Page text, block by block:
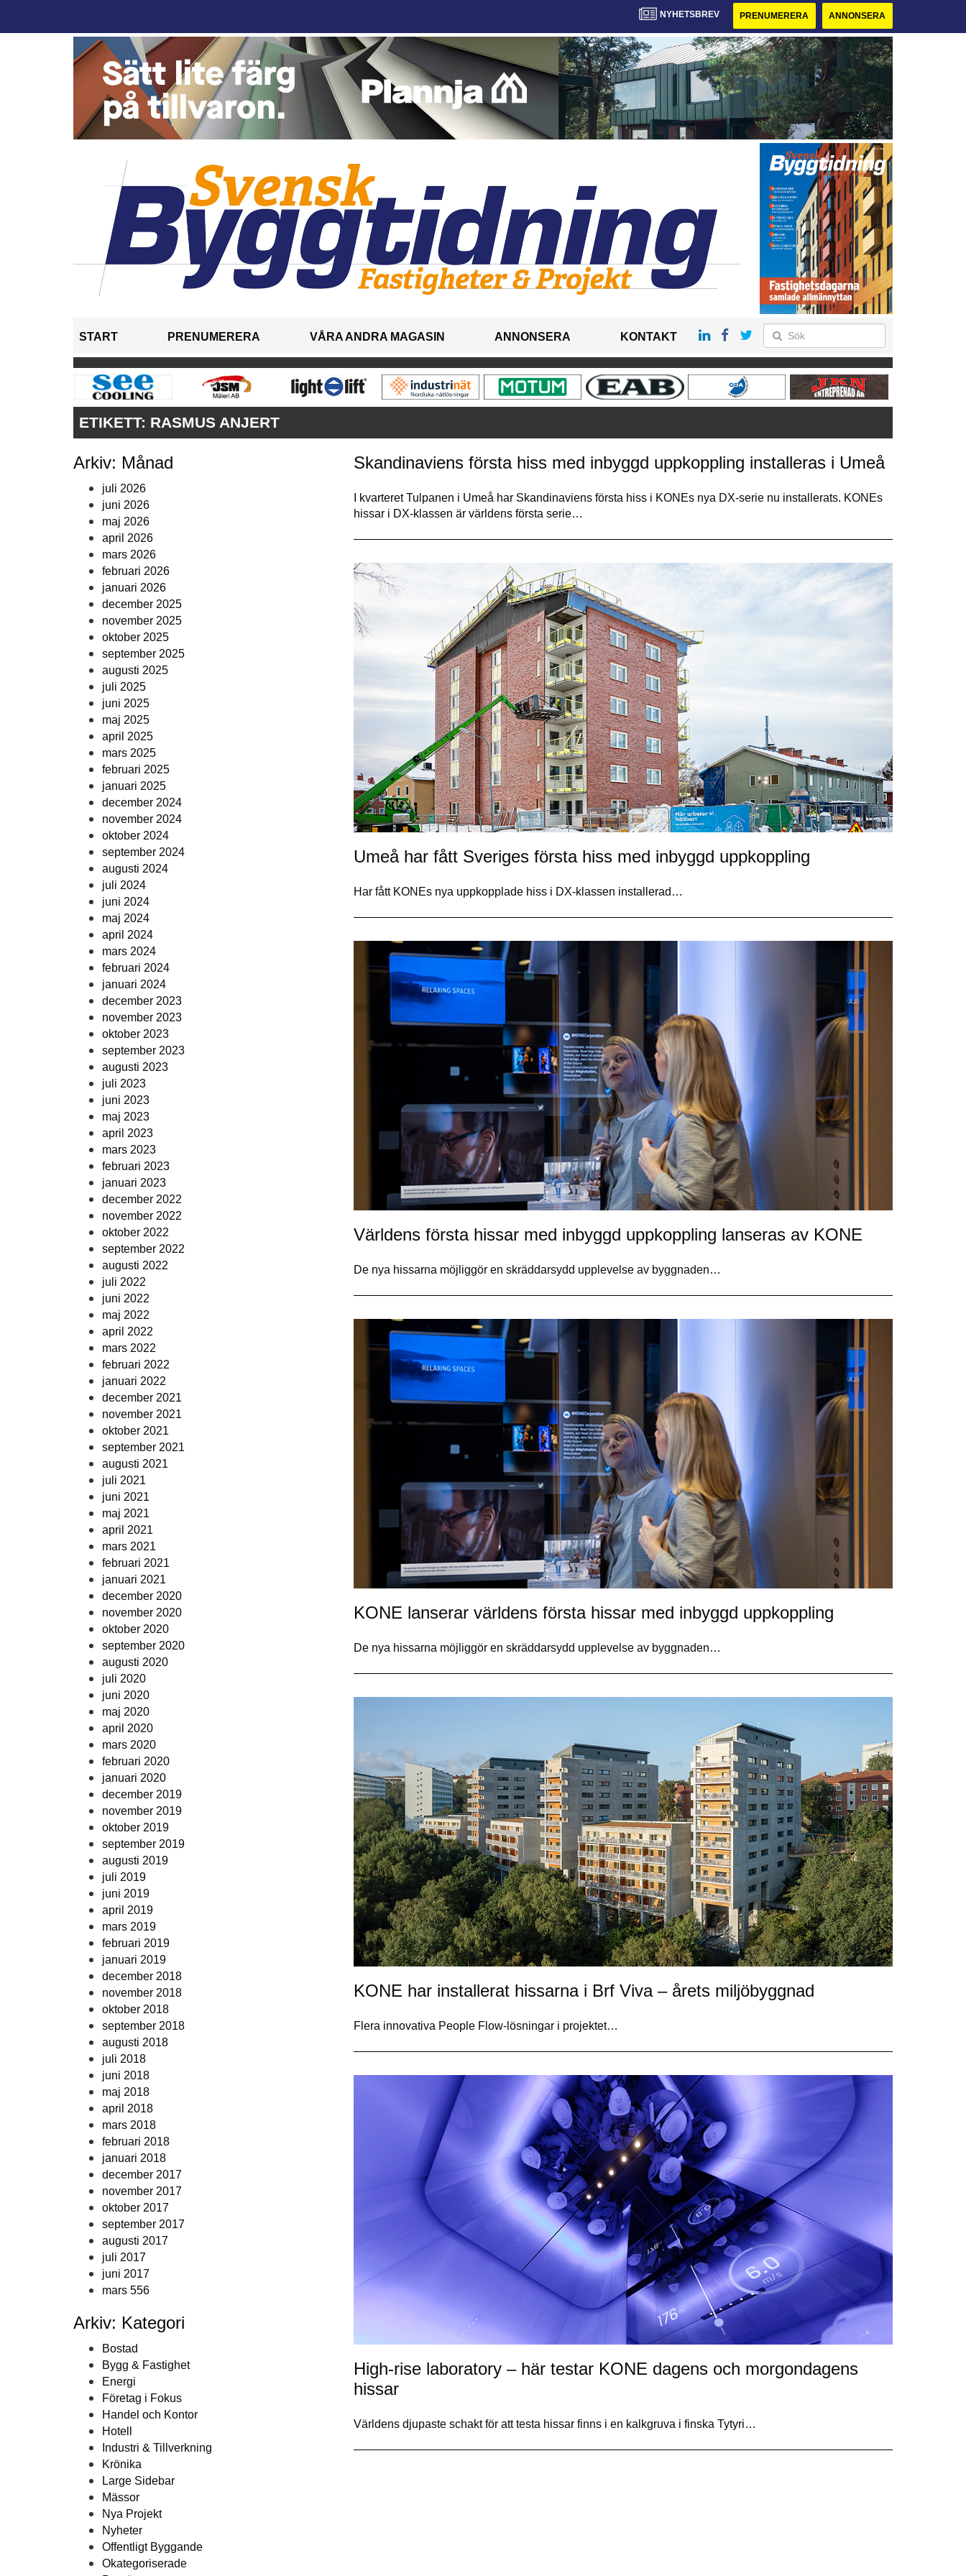
NYHETSBREV PRENUMERERA ANNONSERA
START PRENUMERERA VÅRA ANDRA MAGASIN ANNONSERA KONTAKT
ETIKETT: RASMUS ANJERT
Arkiv: Månad
juli 2026
juni 2026
maj 2026
april 2026
mars 2026
februari 2026
januari 2026
december 2025
november 2025
oktober 2025
september 2025
augusti 2025
juli 2025
juni 2025
maj 2025
april 2025
mars 2025
februari 2025
januari 2025
december 2024
november 2024
oktober 2024
september 2024
augusti 2024
juli 2024
juni 2024
maj 2024
april 2024
mars 2024
februari 2024
januari 2024
december 2023
november 2023
oktober 2023
september 2023
augusti 2023
juli 2023
juni 2023
maj 2023
april 2023
mars 2023
februari 2023
januari 2023
december 2022
november 2022
oktober 2022
september 2022
augusti 2022
juli 2022
juni 2022
maj 2022
april 2022
mars 2022
februari 2022
januari 2022
december 2021
november 2021
oktober 2021
september 2021
augusti 2021
juli 2021
juni 2021
maj 2021
april 2021
mars 2021
februari 2021
januari 2021
december 2020
november 2020
oktober 2020
september 2020
augusti 2020
juli 2020
juni 2020
maj 2020
april 2020
mars 2020
februari 2020
januari 2020
december 2019
november 2019
oktober 2019
september 2019
augusti 2019
juli 2019
juni 2019
april 2019
mars 2019
februari 2019
januari 2019
december 2018
november 2018
oktober 2018
september 2018
augusti 2018
juli 2018
juni 2018
maj 2018
april 2018
mars 2018
februari 2018
januari 2018
december 2017
november 2017
oktober 2017
september 2017
augusti 2017
juli 2017
juni 2017
mars 556
Arkiv: Kategori
Bostad
Bygg & Fastighet
Energi
Företag i Fokus
Handel och Kontor
Hotell
Industri & Tillverkning
Krönika
Large Sidebar
Mässor
Nya Projekt
Nyheter
Offentligt Byggande
Okategoriserade
Skandinaviens första hiss med inbyggd uppkoppling installeras i Umeå
I kvarteret Tulpanen i Umeå har Skandinaviens första hiss i KONEs nya DX-serie nu installerats. KONEs
hissar i DX-klassen är världens första serie…
Umeå har fått Sveriges första hiss med inbyggd uppkoppling
Har fått KONEs nya uppkopplade hiss i DX-klassen installerad…
Världens första hissar med inbyggd uppkoppling lanseras av KONE
De nya hissarna möjliggör en skräddarsydd upplevelse av byggnaden…
KONE lanserar världens första hissar med inbyggd uppkoppling
De nya hissarna möjliggör en skräddarsydd upplevelse av byggnaden…
KONE har installerat hissarna i Brf Viva – årets miljöbyggnad
Flera innovativa People Flow-lösningar i projektet…
High-rise laboratory – här testar KONE dagens och morgondagens
hissar
Världens djupaste schakt för att testa hissar finns i en kalkgruva i finska Tytyri…